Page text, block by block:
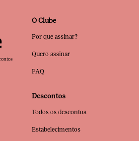
O Clube
Por que assinar?
Quero assinar
FAQ
Descontos
Todos os descontos
Estabelecimentos